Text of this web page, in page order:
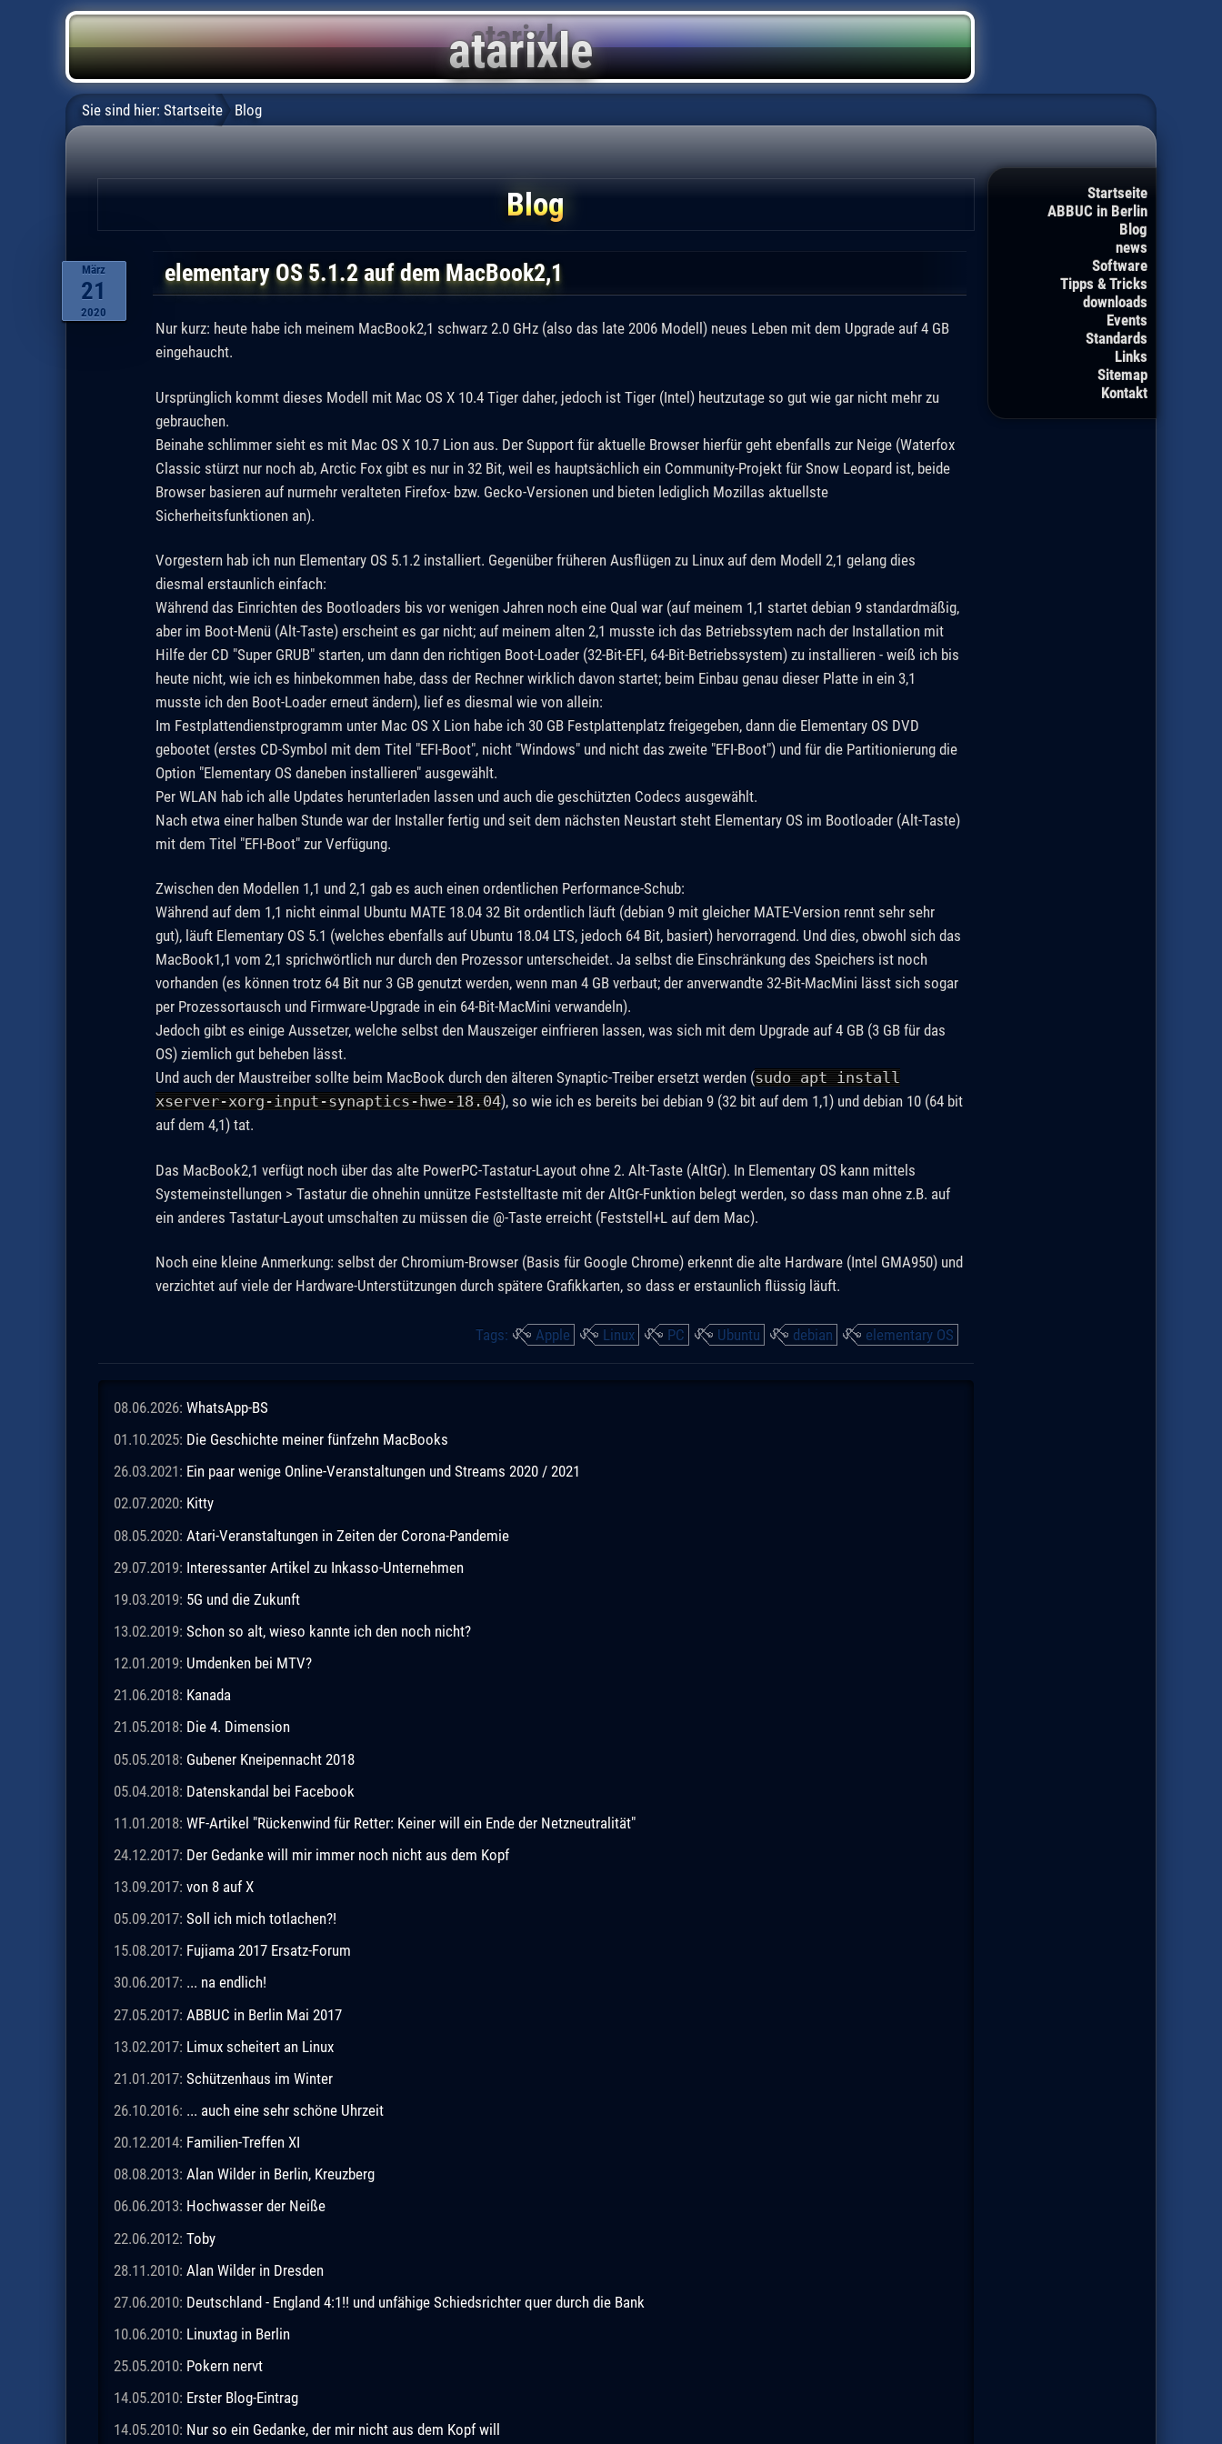
Startseite
ABBUC in Berlin
Blog
news
Software
Tipps & Tricks
downloads
Events
Standards
Links
Sitemap
Kontakt
Sie sind hier: Startseite Blog
Blog
März
21
2020
elementary OS 5.1.2 auf dem MacBook2,1
Nur kurz: heute habe ich meinem MacBook2,1 schwarz 2.0 GHz (also das late 2006 Modell) neues Leben mit dem Upgrade auf 4 GB
eingehaucht.
Ursprünglich kommt dieses Modell mit Mac OS X 10.4 Tiger daher, jedoch ist Tiger (Intel) heutzutage so gut wie gar nicht mehr zu
gebrauchen.
Beinahe schlimmer sieht es mit Mac OS X 10.7 Lion aus. Der Support für aktuelle Browser hierfür geht ebenfalls zur Neige (Waterfox
Classic stürzt nur noch ab, Arctic Fox gibt es nur in 32 Bit, weil es hauptsächlich ein Community-Projekt für Snow Leopard ist, beide
Browser basieren auf nurmehr veralteten Firefox- bzw. Gecko-Versionen und bieten lediglich Mozillas aktuellste
Sicherheitsfunktionen an).
Vorgestern hab ich nun Elementary OS 5.1.2 installiert. Gegenüber früheren Ausflügen zu Linux auf dem Modell 2,1 gelang dies
diesmal erstaunlich einfach:
Während das Einrichten des Bootloaders bis vor wenigen Jahren noch eine Qual war (auf meinem 1,1 startet debian 9 standardmäßig,
aber im Boot-Menü (Alt-Taste) erscheint es gar nicht; auf meinem alten 2,1 musste ich das Betriebssytem nach der Installation mit
Hilfe der CD "Super GRUB" starten, um dann den richtigen Boot-Loader (32-Bit-EFI, 64-Bit-Betriebssystem) zu installieren - weiß ich bis
heute nicht, wie ich es hinbekommen habe, dass der Rechner wirklich davon startet; beim Einbau genau dieser Platte in ein 3,1
musste ich den Boot-Loader erneut ändern), lief es diesmal wie von allein:
Im Festplattendienstprogramm unter Mac OS X Lion habe ich 30 GB Festplattenplatz freigegeben, dann die Elementary OS DVD
gebootet (erstes CD-Symbol mit dem Titel "EFI-Boot", nicht "Windows" und nicht das zweite "EFI-Boot") und für die Partitionierung die
Option "Elementary OS daneben installieren" ausgewählt.
Per WLAN hab ich alle Updates herunterladen lassen und auch die geschützten Codecs ausgewählt.
Nach etwa einer halben Stunde war der Installer fertig und seit dem nächsten Neustart steht Elementary OS im Bootloader (Alt-Taste)
mit dem Titel "EFI-Boot" zur Verfügung.
Zwischen den Modellen 1,1 und 2,1 gab es auch einen ordentlichen Performance-Schub:
Während auf dem 1,1 nicht einmal Ubuntu MATE 18.04 32 Bit ordentlich läuft (debian 9 mit gleicher MATE-Version rennt sehr sehr
gut), läuft Elementary OS 5.1 (welches ebenfalls auf Ubuntu 18.04 LTS, jedoch 64 Bit, basiert) hervorragend. Und dies, obwohl sich das
MacBook1,1 vom 2,1 sprichwörtlich nur durch den Prozessor unterscheidet. Ja selbst die Einschränkung des Speichers ist noch
vorhanden (es können trotz 64 Bit nur 3 GB genutzt werden, wenn man 4 GB verbaut; der anverwandte 32-Bit-MacMini lässt sich sogar
per Prozessortausch und Firmware-Upgrade in ein 64-Bit-MacMini verwandeln).
Jedoch gibt es einige Aussetzer, welche selbst den Mauszeiger einfrieren lassen, was sich mit dem Upgrade auf 4 GB (3 GB für das
OS) ziemlich gut beheben lässt.
Und auch der Maustreiber sollte beim MacBook durch den älteren Synaptic-Treiber ersetzt werden (sudo apt install
xserver-xorg-input-synaptics-hwe-18.04), so wie ich es bereits bei debian 9 (32 bit auf dem 1,1) und debian 10 (64 bit
auf dem 4,1) tat.
Das MacBook2,1 verfügt noch über das alte PowerPC-Tastatur-Layout ohne 2. Alt-Taste (AltGr). In Elementary OS kann mittels
Systemeinstellungen > Tastatur die ohnehin unnütze Feststelltaste mit der AltGr-Funktion belegt werden, so dass man ohne z.B. auf
ein anderes Tastatur-Layout umschalten zu müssen die @-Taste erreicht (Feststell+L auf dem Mac).
Noch eine kleine Anmerkung: selbst der Chromium-Browser (Basis für Google Chrome) erkennt die alte Hardware (Intel GMA950) und
verzichtet auf viele der Hardware-Unterstützungen durch spätere Grafikkarten, so dass er erstaunlich flüssig läuft.
Tags: Apple Linux PC Ubuntu debian elementary OS
08.06.2026: WhatsApp-BS
01.10.2025: Die Geschichte meiner fünfzehn MacBooks
26.03.2021: Ein paar wenige Online-Veranstaltungen und Streams 2020 / 2021
02.07.2020: Kitty
08.05.2020: Atari-Veranstaltungen in Zeiten der Corona-Pandemie
29.07.2019: Interessanter Artikel zu Inkasso-Unternehmen
19.03.2019: 5G und die Zukunft
13.02.2019: Schon so alt, wieso kannte ich den noch nicht?
12.01.2019: Umdenken bei MTV?
21.06.2018: Kanada
21.05.2018: Die 4. Dimension
05.05.2018: Gubener Kneipennacht 2018
05.04.2018: Datenskandal bei Facebook
11.01.2018: WF-Artikel "Rückenwind für Retter: Keiner will ein Ende der Netzneutralität"
24.12.2017: Der Gedanke will mir immer noch nicht aus dem Kopf
13.09.2017: von 8 auf X
05.09.2017: Soll ich mich totlachen?!
15.08.2017: Fujiama 2017 Ersatz-Forum
30.06.2017: ... na endlich!
27.05.2017: ABBUC in Berlin Mai 2017
13.02.2017: Limux scheitert an Linux
21.01.2017: Schützenhaus im Winter
26.10.2016: ... auch eine sehr schöne Uhrzeit
20.12.2014: Familien-Treffen XI
08.08.2013: Alan Wilder in Berlin, Kreuzberg
06.06.2013: Hochwasser der Neiße
22.06.2012: Toby
28.11.2010: Alan Wilder in Dresden
27.06.2010: Deutschland - England 4:1!! und unfähige Schiedsrichter quer durch die Bank
10.06.2010: Linuxtag in Berlin
25.05.2010: Pokern nervt
14.05.2010: Erster Blog-Eintrag
14.05.2010: Nur so ein Gedanke, der mir nicht aus dem Kopf will